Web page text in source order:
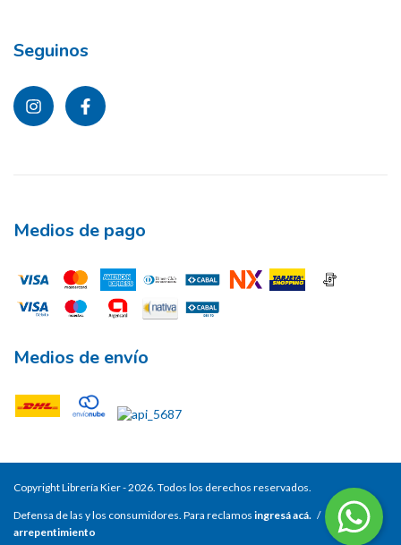
Seguinos
Medios de pago
Medios de envío
Copyright Librería Kier - 2026. Todos los derechos reservados.
Defensa de las y los consumidores. Para reclamos ingresá acá. /
Botón de
arrepentimiento